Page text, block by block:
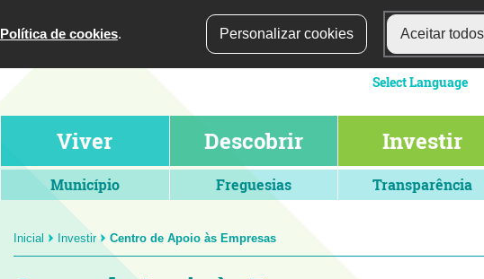
Política de cookies. Personalizar cookies Aceitar
Viver Descobrir Investir
Município Freguesias Transparência
Inicial Investir Centro de Apoio às Empresas